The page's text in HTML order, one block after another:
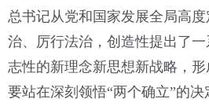
总书记从党和国家发展全局高
治、厉行法治，创造性提出了
志性的新理念新思想新战略，形
要站在深刻领悟“两个确立”的决